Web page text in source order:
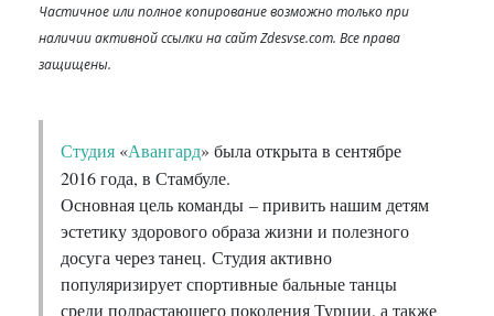
Частичное или полное копирование возможно только при
наличии активной ссылки на сайт Zdesvse.com. Все права
защищены.
Студия «Авангард» была открыта в сентябре
2016 года, в Стамбуле.
Основная цель команды – привить нашим детям
эстетику здорового образа жизни и полезного
досуга через танец. Студия активно
популяризирует спортивные бальные танцы
среди подрастающего поколения Турции, а также